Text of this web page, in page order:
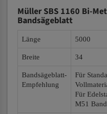
Müller SBS 1160 Bi-
Bandsägeblatt
Länge 5000
Breite 34
Bandsägeblatt-
Empfehlung
Für
Für
M51